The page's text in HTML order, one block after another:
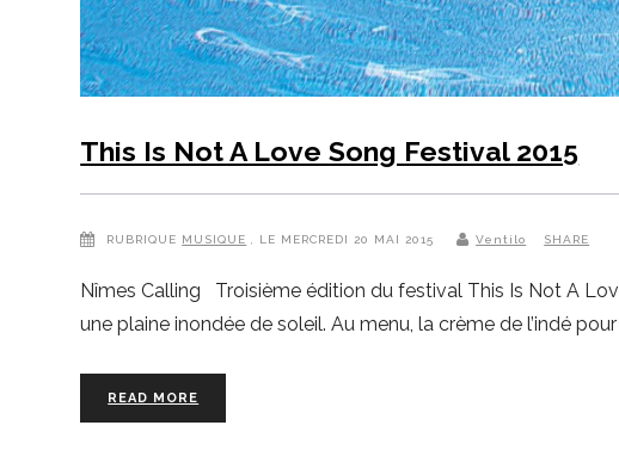
This Is Not A Love Song Festival 2015
RUBRIQUE MUSIQUE , LE MERCREDI 20 MAI 2015 Ventilo SHARE
Nîmes Calling Troisième édition du festival This Is Not A
une plaine inondée de soleil. Au menu, la crème de l’indé
READ MORE